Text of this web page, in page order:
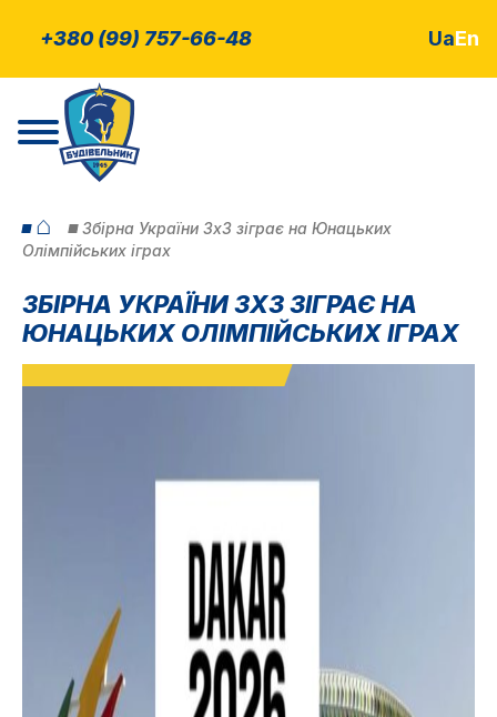
+380 (99) 757-66-48 UaEn
⌂
Збірна України 3х3 зіграє на Юнацьких
Олімпійських іграх
ЗБІРНА УКРАЇНИ 3Х3 ЗІГРАЄ НА
ЮНАЦЬКИХ ОЛІМПІЙСЬКИХ ІГРАХ